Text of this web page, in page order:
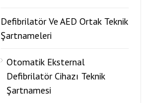
Defibrilatör Ve AED Ortak Teknik
Şartnameleri
Otomatik Eksternal
Defibrilatör Cihazı Teknik
Şartnamesi